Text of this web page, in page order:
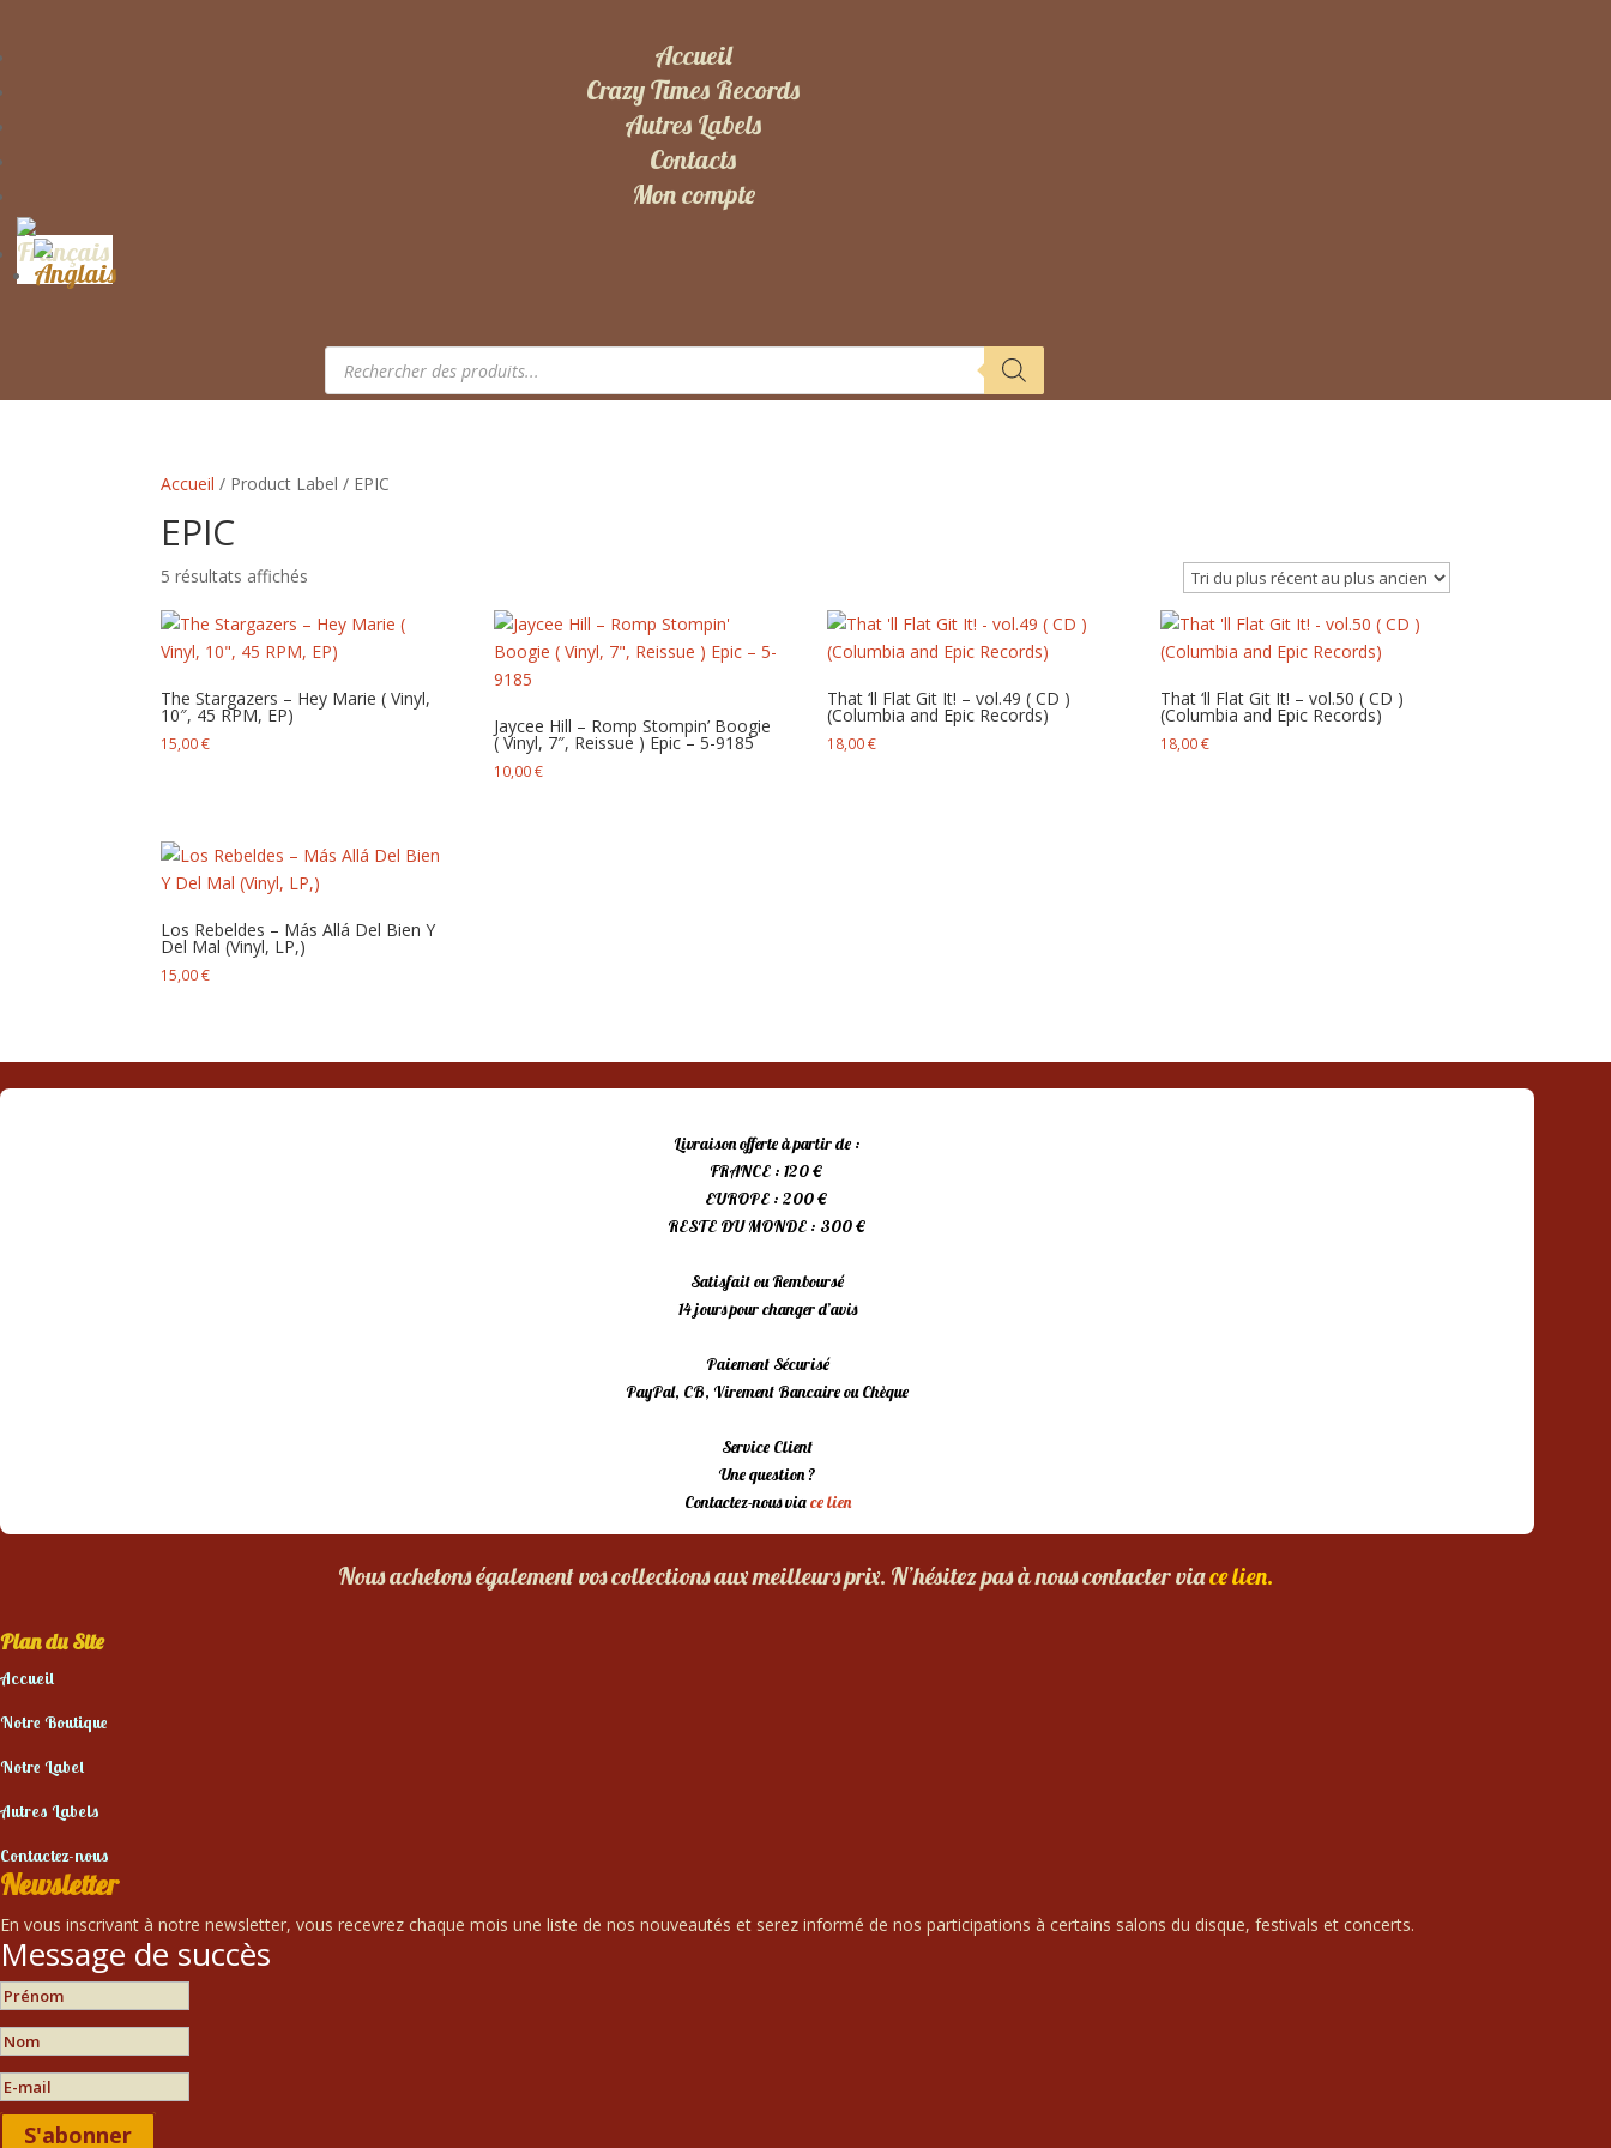
Accueil
Crazy Times Records
Autres Labels
Contacts
Mon compte
Recherche
produits
Accueil / Product Label / EPIC
EPIC
5 résultats affichés
plus
récent
plus
The Stargazers – Hey Marie ( Vinyl,
10″, 45 RPM, EP)
15,00€
Jaycee Hill – Romp Stompin’ Boogie
( Vinyl, 7″, Reissue ) Epic – 5-9185
10,00€
That ‘ll Flat Git It! – vol.49 ( CD )
(Columbia and Epic Records)
18,00€
That ‘ll Flat Git It! – vol.50 ( CD )
(Columbia and Epic Records)
18,00€
Los Rebeldes – Más Allá Del Bien Y
Del Mal (Vinyl, LP,)
15,00€
Livraison offerte à partir de :
FRANCE : 120 €
EUROPE : 200 €
RESTE DU MONDE : 300 €
Satisfait ou Remboursé
14 jours pour changer d’avis
Paiement Sécurisé
PayPal, CB, Virement Bancaire ou Chèque
Service Client
Une question ?
Contactez-nous viace lien
Nous achetons également vos collections aux meilleurs prix. N’hésitez pas à nous contacter viace lien.
Plan du Site
Accueil
Notre Boutique
Notre Label
Autres Labels
Contactez-nous
Newsletter
En vous inscrivant à notre newsletter, vous recevrez chaque mois une liste de nos nouveautés et serez informé de nos participations à certains salons du disque, festivals et concerts.
Message de succès
S'abonner